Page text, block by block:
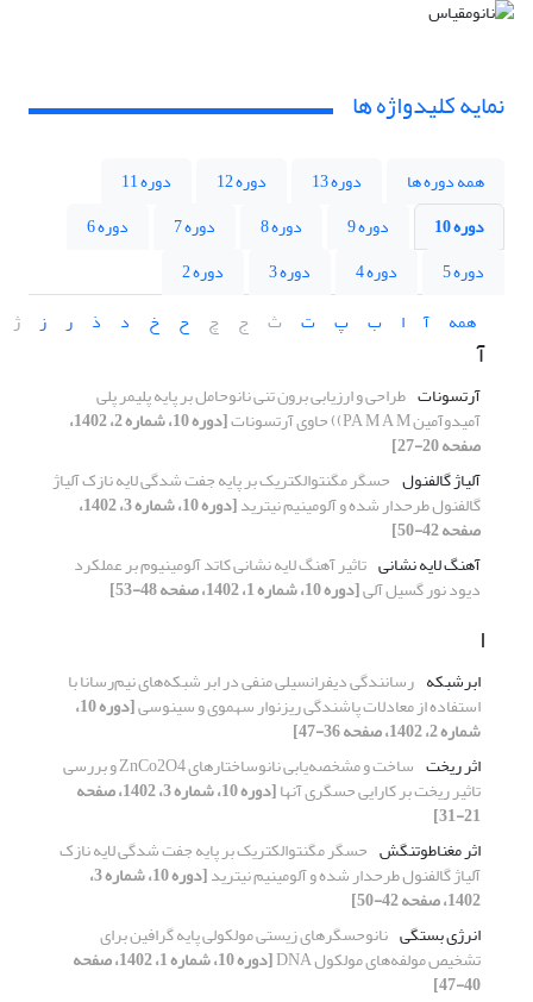
نمایه کلیدواژه ها
همه دوره ها دوره 13 دوره 12
دوره 11
دوره 10
دوره 9 دوره 8 دوره 7
دوره 6
دوره 5
دوره 4 دوره 3
دوره 2
همه
آ ا ب پ ت ث ج چ ح خ د ذ ر ز ژ
آ
آرتسونات طراحی و ارزیابی برون تنی نانوحامل بر پایه پلیمر پلی
آمیدوآمین PA M A M)) حاوی آرتسونات [دوره 10، شماره 2، 1402،
صفحه 20-27]
آلیاژ گالفنول حسگر مگنتوالکتریک بر پایه جفت شدگی لایه نازک آلیاژ
گالفنول طرحدار شده و آلومینیم نیترید [دوره 10، شماره 3، 1402،
صفحه 42-50]
آهنگ لایه نشانی تاثیر آهنگ لایه نشانی کاتد آلومینیوم بر عملکرد
دیود نور گسیل آلی[دوره 10، شماره 1، 1402، صفحه 48-53]
ا
ابرشبکه رسانندگی دیفرانسیلی منفی در ابر شبکه‌های نیم‌رسانا با
استفاده از معادلات پاشندگی ریزنوار سهموی و سینوسی [دوره 10،
شماره 2، 1402، صفحه 36-47]
اثر ریخت
ساخت و مشخصه‌یابی نانوساختارهای ZnCo2O4 و بررسی
تاثیر ریخت بر کارایی حسگری آنها [دوره 10، شماره 3، 1402، صفحه
21-31]
اثر مغناطوتنگش حسگر مگنتوالکتریک بر پایه جفت شدگی لایه نازک
آلیاژ گالفنول طرحدار شده و آلومینیم نیترید [دوره 10، شماره 3،
1402، صفحه 42-50]
انرژی بستگی نانوحسگرهای زیستی مولکولی پایه گرافین برای
تشخیص مولفه‌های مولکول DNA [دوره 10، شماره 1، 1402، صفحه
40-47]